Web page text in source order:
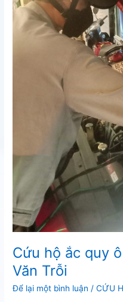
Cứu hộ ắc quy
Văn Trỗi
Để lại một bình luận /CỨU